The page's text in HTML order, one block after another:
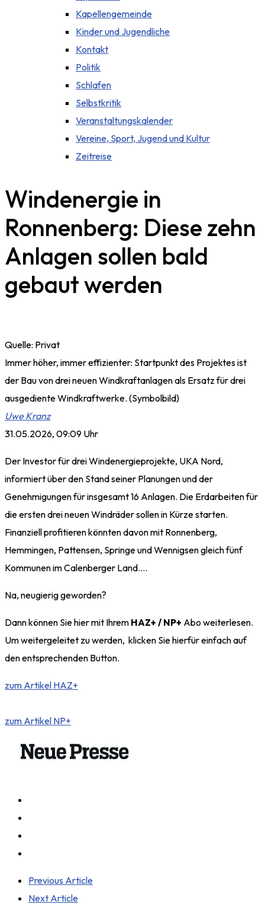
Kapellengemeinde
Kinder und Jugendliche
Kontakt
Politik
Schlafen
Selbstkritik
Veranstaltungskalender
Vereine, Sport, Jugend und Kultur
Zeitreise
Windenergie in
Ronnenberg: Diese zehn
Anlagen sollen bald
gebaut werden
Quelle: Privat
Immer höher, immer effizienter: Startpunkt des Projektes ist
der Bau von drei neuen Windkraftanlagen als Ersatz für drei
ausgediente Windkraftwerke. (Symbolbild)
Uwe Kranz
31.05.2026, 09:09 Uhr
Der Investor für drei Windenergieprojekte, UKA Nord,
informiert über den Stand seiner Planungen und der
Genehmigungen für insgesamt 16 Anlagen. Die Erdarbeiten für
die ersten drei neuen Windräder sollen in Kürze starten.
Finanziell profitieren könnten davon mit Ronnenberg,
Hemmingen, Pattensen, Springe und Wennigsen gleich fünf
Kommunen im Calenberger Land….
Na, neugierig geworden?
Dann können Sie hier mit Ihrem HAZ+ / NP+ Abo weiterlesen.
Um weitergeleitet zu werden, klicken Sie hierfür einfach auf
den entsprechenden Button.
zum Artikel HAZ+
zum Artikel NP+
Previous Article
Next Article